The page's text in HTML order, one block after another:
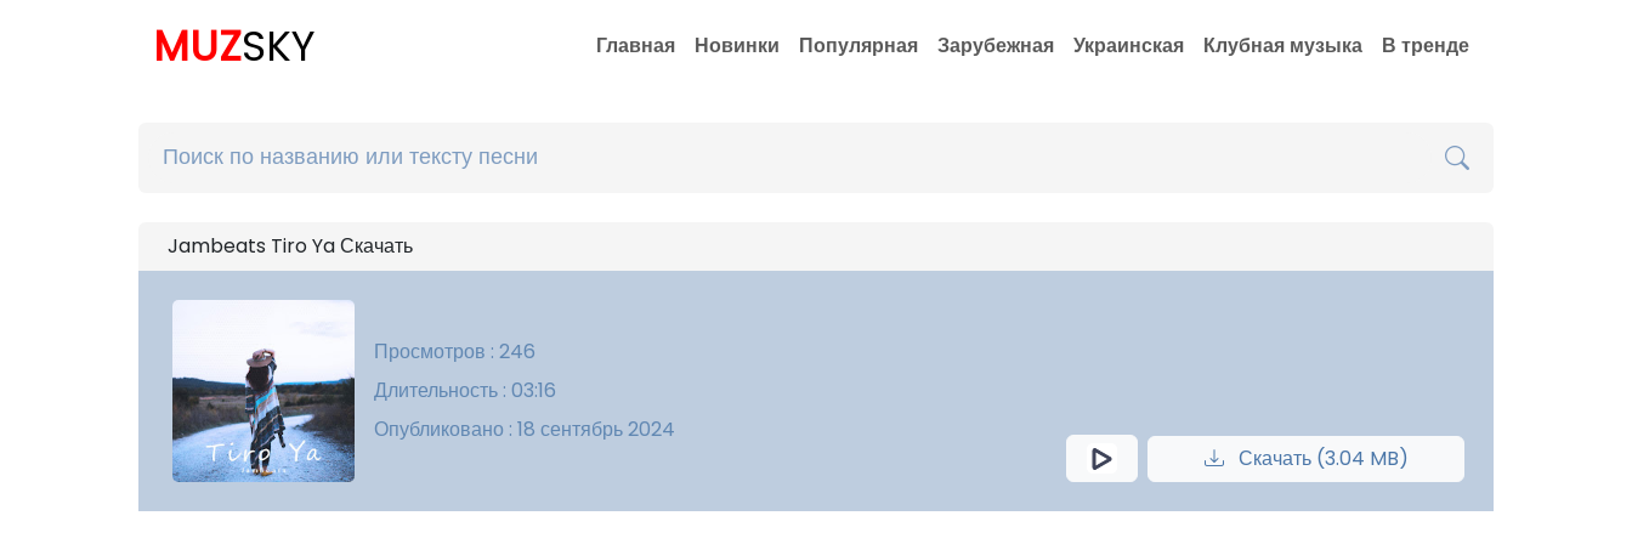
MUZSKY Главная Новинки Популярная Зарубежная Украинская Клубная музыка В тренде
Jambeats Tiro Ya Скачать
Просмотров : 246
Длительность : 03:16
Опубликовано : 18 сентябрь 2024
Скачать (3.04 MB)